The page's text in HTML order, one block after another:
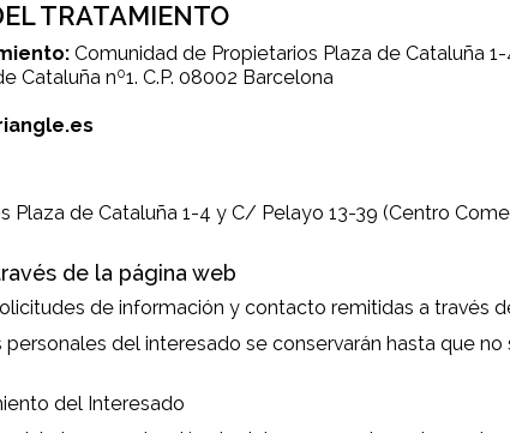
TRATAMIENTO
Comunidad de Propietarios Plaza de Cataluña
Cataluña nº1. C.P. 08002 Barcelona
Plaza de Cataluña 1-4 y C/ Pelayo 13-39 (Centro
de la página web
de información y contacto remitidas a través
personales del interesado se conservarán hasta que
del Interesado